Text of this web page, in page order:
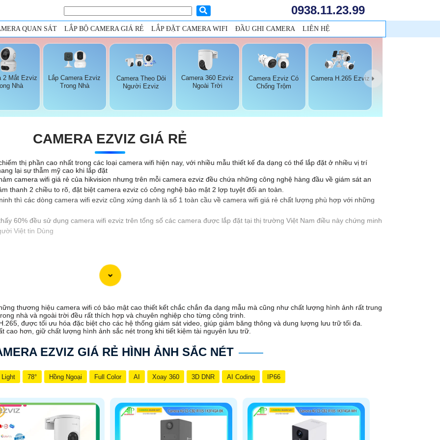
0938.11.23.99
QUAN SÁT LẮP BỘ CAMERA GIÁ RẺ LẮP ĐẶT CAMERA WIFI ĐẦU GHI CAMERA LIÊN HỆ
2 Mắt Ezviz
Nhà
Lắp Camera Ezviz
Trong Nhà
Camera Theo Dỏi
Người Ezviz
Camera 360 Ezviz
Ngoài Trời
Camera Ezviz Có
Chống Trộm
Camera H.265 Ezviz
CAMERA EZVIZ GIÁ RẺ
thị phần cao nhất trong các loại camera wifi hiện nay, với nhiều mẫu thiết kế đa dạng có thể lắp đặt ở nhiều vị trí
lại sự thẫm mỹ cao khi lắp đặt
camera wifi giá rẻ của hikvision nhưng trên mỗi camera ezviz đều chứa những công nghệ hàng đầu về giám sát an
thanh 2 chiều to rõ, đặt biệt camera ezviz có công nghệ bảo mật 2 lợp tuyệt đối an toàn.
thì các dòng camera wifi ezviz cũng xứng danh là số 1 toàn cầu về camera wifi giá rẻ chất lượng phù hợp với những
60% đều sử dụng camera wifi ezviz trên tổng số các camera được lắp đặt tại thị trường Việt Nam điều này chứng minh
Việt tin Dùng
thông dụng của người dùng, sản phẩm có nhiều phân khúc khác nhau và thiết kế chức năng khác nhau để khách hàng
GIÁ LẮP VÀ CHỨC NĂNG
750.000 VNĐCamera WiFi Ezviz 2MP Hỗ trợ đàm thoại 2 chiều với chất lượng âm thanh trung thực
690,000 VNĐGóc quay ngang 340 độ , góc xoay dọc 55 độ Hỗ trợ đàm thoại 2 chiều với chất lượng
âm thanh trung thực.
1.350,000 VNĐCamera quay quét WiFi 2K+ 4MP - H.265 Tự động theo dõi + zoom khi phát hiện
giải pháp camera văn phòng, gia đình, cửa hàng ứng dụng nhiều công nghệ cảnh báo cao cấp hạn chế tối đa báo
ảnh sắt nét được sản xuất với chất lượng hình ảnh từ 2.0 MP tương ứng với độ phân giải FULL HD 1080P đến 4.MP
trình khác nhau.
thương hiệu camera wifi có bảo mật cao thiết kết chắc chắn đa dạng mẫu mà cũng như chất lượng hình ảnh rất trung
nhà và ngoài trời đều rất thích hợp và chuyên nghiệp cho từng công trinh.
được tối ưu hóa đặc biệt cho các hệ thống giám sát video, giúp giảm băng thông và dung lượng lưu trữ tối đa.
cao hơn, giữ chất lượng hình ảnh sắc nét trong khi tiết kiệm tài nguyên lưu trữ.
EZVIZ GIÁ RẺ HÌNH ẢNH SẮC NÉT
Light 78° Hồng Ngoại Full Color AI Xoay 360 3D DNR AI Coding IP66